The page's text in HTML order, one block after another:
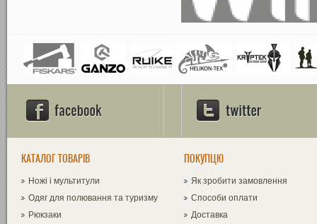
КАТАЛОГ ТОВАРІВ
Ножі і мультитули
Одяг для полювання та туризму
Рюкзаки
ПОКУПЦЮ
Як зробити замовлення
Способи оплати
Доставка